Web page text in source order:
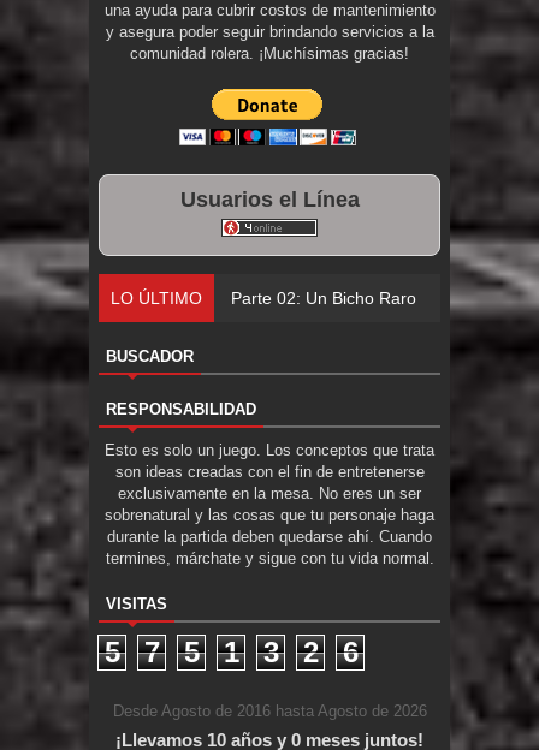
una ayuda para cubrir costos de mantenimiento
y asegura poder seguir brindando servicios a la
comunidad rolera. ¡Muchísimas gracias!
Usuarios el Línea
LO ÚLTIMO Parte 02: Un Bicho Raro
BUSCADOR
RESPONSABILIDAD
Esto es solo un juego. Los conceptos que trata
son ideas creadas con el fin de entretenerse
exclusivamente en la mesa. No eres un ser
sobrenatural y las cosas que tu personaje haga
durante la partida deben quedarse ahí. Cuando
termines, márchate y sigue con tu vida normal.
VISITAS
5 7 5 1 3 2 6
Desde Agosto de 2016 hasta Agosto de 2026
¡Llevamos 10 años y 0 meses juntos!